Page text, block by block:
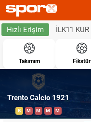
Hızlı Erişim İLK11 KUR
Takımım Fikstür
Trento Calcio 1921
B M M M M